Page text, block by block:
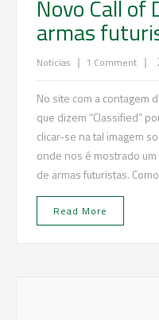
Novo Call of
armas
Noticias | 1 Comment |
No site com a contagem
que dizem “Classified”
clicar-se na tal imagem
onde nos é mostrado
de armas futuristas.
Read More